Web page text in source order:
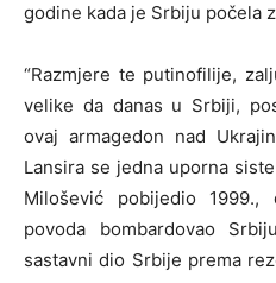
godine kada je Srbiju počela
“Razmjere te putinofilije,
velike da danas u Srbiji,
ovaj armagedon nad
Lansira se jedna uporna
Milošević pobijedio
povoda bombardovao
sastavni dio Srbije prema